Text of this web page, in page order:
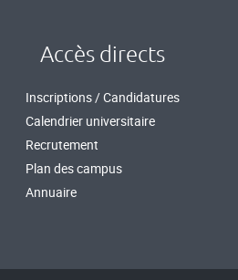
Accès directs
Inscriptions / Candidatures
Calendrier universitaire
Recrutement
Plan des campus
Annuaire